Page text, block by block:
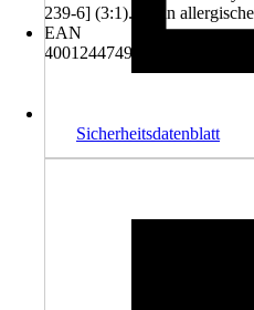
239-6] (3:1). Kann
EAN
4001244749577
Sicherheitsdatenblatt